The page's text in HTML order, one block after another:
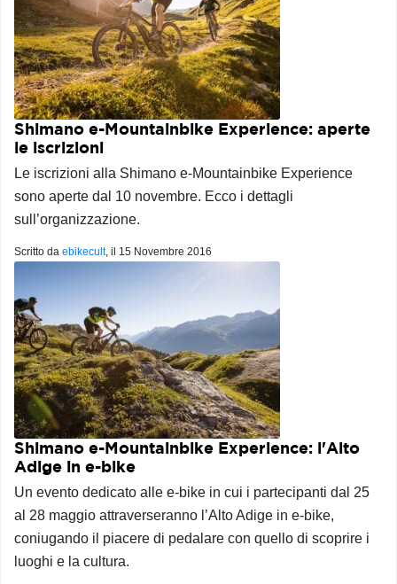
Shimano e-Mountainbike Experience: aperte
le iscrizioni
Le iscrizioni alla Shimano e-Mountainbike Experience
sono aperte dal 10 novembre. Ecco i dettagli
sull’organizzazione.
Scritto da ebikecult, il 15 Novembre 2016
Shimano e-Mountainbike Experience: l'Alto
Adige in e-bike
Un evento dedicato alle e-bike in cui i partecipanti dal 25
al 28 maggio attraverseranno l’Alto Adige in e-bike,
coniugando il piacere di pedalare con quello di scoprire i
luoghi e la cultura.